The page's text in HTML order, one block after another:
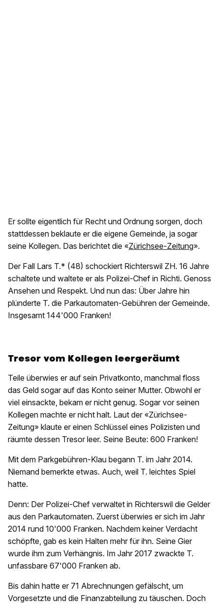
Er sollte eigentlich für Recht und Ordnung sorgen, doch
stattdessen beklaute er die eigene Gemeinde, ja sogar
seine Kollegen. Das berichtet die «Zürichsee-Zeitung».
Der Fall Lars T.* (48) schockiert Richterswil ZH. 16 Jahre
schaltete und waltete er als Polizei-Chef in Richti. Genoss
Ansehen und Respekt. Und nun das: Über Jahre hin
plünderte T. die Parkautomaten-Gebühren der Gemeinde.
Insgesamt 144'000 Franken!
Tresor vom Kollegen leergeräumt
Teile überwies er auf sein Privatkonto, manchmal floss
das Geld sogar auf das Konto seiner Mutter. Obwohl er
viel einsackte, bekam er nicht genug. Sogar vor seinen
Kollegen machte er nicht halt. Laut der «Zürichsee-
Zeitung» klaute er einen Schlüssel eines Polizisten und
räumte dessen Tresor leer. Seine Beute: 600 Franken!
Mit dem Parkgebühren-Klau begann T. im Jahr 2014.
Niemand bemerkte etwas. Auch, weil T. leichtes Spiel
hatte.
Denn: Der Polizei-Chef verwaltet in Richterswil die Gelder
aus den Parkautomaten. Zuerst überwies er sich im Jahr
2014 rund 10'000 Franken. Nachdem keiner Verdacht
schöpfte, gab es kein Halten mehr für ihn. Seine Gier
wurde ihm zum Verhängnis. Im Jahr 2017 zwackte T.
unfassbare 67'000 Franken ab.
Bis dahin hatte er 71 Abrechnungen gefälscht, um
Vorgesetzte und die Finanzabteilung zu täuschen. Doch